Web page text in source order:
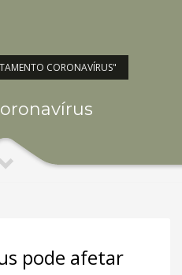
CORONAVÍRUS"
pode afetar